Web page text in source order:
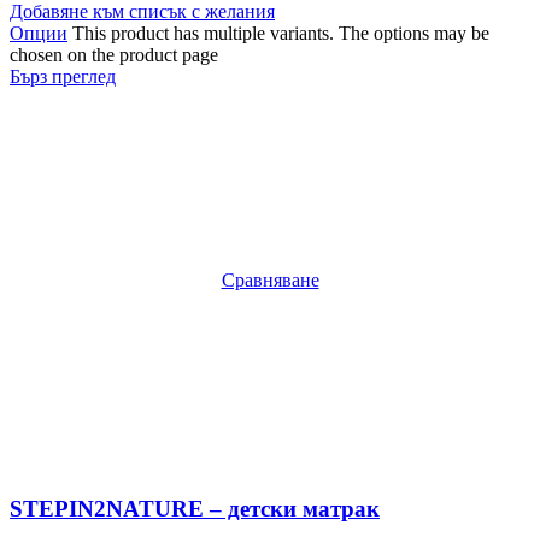
Добавяне към списък с желания
Опции This product has multiple variants. The options may be
chosen on the product page
Бърз преглед
Сравняване
STEPIN2NATURE – детски матрак